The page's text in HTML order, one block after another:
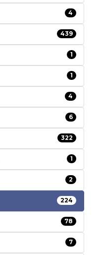
4
439
1
1
4
6
322
1
2
224
78
7